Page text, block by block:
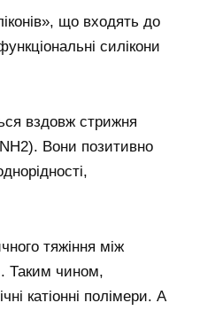
що входять до
силікони
вздовж стрижня
NH2). Вони позитивно
тяжіння між
Таким чином,
катіонні полімери. А